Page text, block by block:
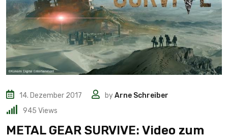
14. Dezember 2017 byArne Schreiber
945 Views
METAL GEAR SURVIVE: Video zum